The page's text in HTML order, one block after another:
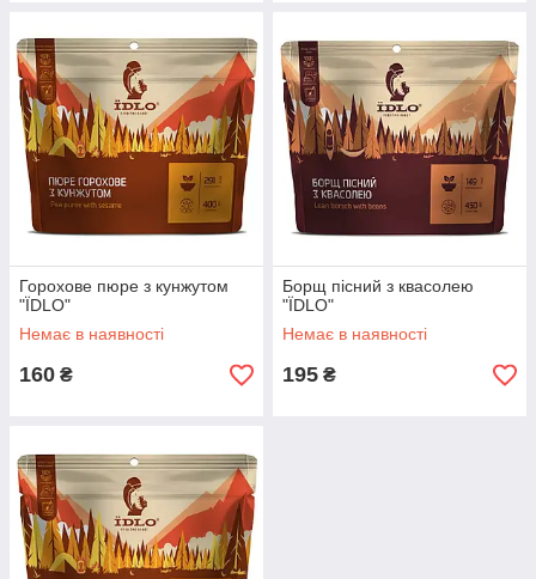
Горохове пюре з кунжутом
"ЇDLO"
Немає в наявності
160 ₴
Борщ пісний з квасолею
"ЇDLO"
Немає в наявності
195 ₴